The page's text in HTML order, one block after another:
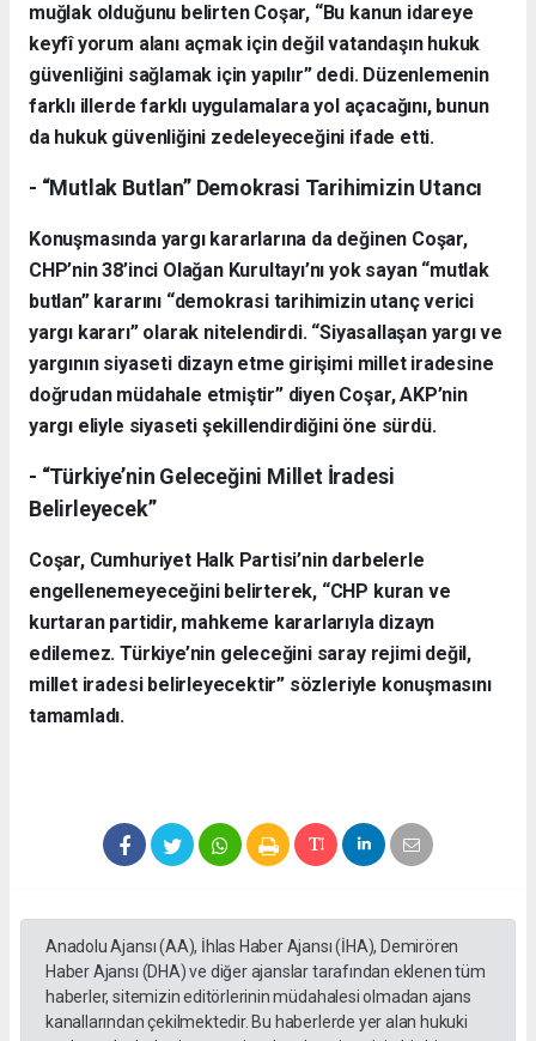
muğlak olduğunu belirten Coşar, “Bu kanun idareye
keyfî yorum alanı açmak için değil vatandaşın hukuk
güvenliğini sağlamak için yapılır” dedi. Düzenlemenin
farklı illerde farklı uygulamalara yol açacağını, bunun
da hukuk güvenliğini zedeleyeceğini ifade etti.
- “Mutlak Butlan” Demokrasi Tarihimizin Utancı
Konuşmasında yargı kararlarına da değinen Coşar,
CHP’nin 38’inci Olağan Kurultayı’nı yok sayan “mutlak
butlan” kararını “demokrasi tarihimizin utanç verici
yargı kararı” olarak nitelendirdi. “Siyasallaşan yargı ve
yargının siyaseti dizayn etme girişimi millet iradesine
doğrudan müdahale etmiştir” diyen Coşar, AKP’nin
yargı eliyle siyaseti şekillendirdiğini öne sürdü.
- “Türkiye’nin Geleceğini Millet İradesi
Belirleyecek”
Coşar, Cumhuriyet Halk Partisi’nin darbelerle
engellenemeyeceğini belirterek, “CHP kuran ve
kurtaran partidir, mahkeme kararlarıyla dizayn
edilemez. Türkiye’nin geleceğini saray rejimi değil,
millet iradesi belirleyecektir” sözleriyle konuşmasını
tamamladı.
Anadolu Ajansı (AA), İhlas Haber Ajansı (İHA), Demirören
Haber Ajansı (DHA) ve diğer ajanslar tarafından eklenen tüm
haberler, sitemizin editörlerinin müdahalesi olmadan ajans
kanallarından çekilmektedir. Bu haberlerde yer alan hukuki